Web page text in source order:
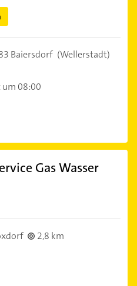
Baiersdorf (Wellerstadt)
08:00
Gas Wasser
2,8 km